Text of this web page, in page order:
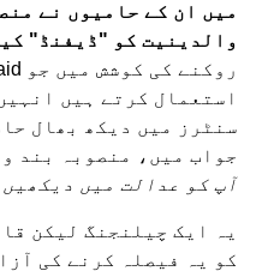
میں ان کے حامیوں نے
والدینیت کو "ڈیفنڈ"
استعمال کرتے ہیں
سنٹرز میں دیکھ بھال
جواب میں، منصوبہ بند
آپ کو عدالت میں
یہ ایک چیلنجنگ لیکن
کو یہ فیصلہ کرنے کی